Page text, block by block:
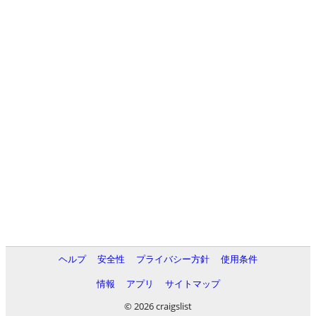
ヘルプ 安全性 プライバシー方針
使用条件
情報
アプリ
サイトマップ
© 2026 craigslist